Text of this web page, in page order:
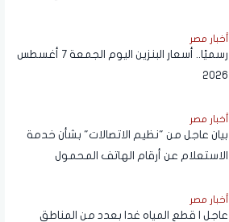
أخبار مصر
رسميًا.. أسعار البنزين اليوم الجمعة 7 أغسطس
2026
أخبار مصر
بيان عاجل من "نظيم الاتصالات" بشأن خدمة
الاستعلام عن أرقام الهاتف المحمول
NTRA
أخبار مصر
عاجل | قطع المياه غدا بعدد من المناطق